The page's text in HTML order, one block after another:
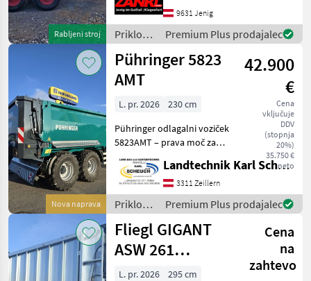
Rabljeni stroj
zadnja klapa - tandem os - v
dobrem rabljenem stanju!
9631 Jenig
Priklopniki
/
Sonstige
Premium Plus prodajalec
Nova naprava
Pühringer 5823
AMT
42.900
€
Cena
vključuje
DDV
(stopnja
20%)
35.750 €
neto
L. pr. 2026
230 cm
Pühringer odlagalni voziček
5823AMT – prava moč za
profesionalce Pühringer
5823AMT je najboljša
rešitev za kmete in izvajalce
kmetijskih storitev, ki ne
želijo sklep
Landtechnik Karl Scheuch
3311 Zeillern
Priklopniki
/
Pühringer
Premium Plus prodajalec
Fliegl GIGANT
ASW 261
Vollausstattung
Cena
na
zahtevo
L. pr. 2026
295 cm